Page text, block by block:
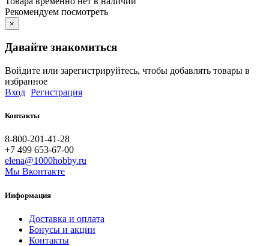
Рекомендуем посмотреть
×
Давайте знакомиться
Войдите или зарегистрируйтесь, чтобы добавлять товары в
избранное
Вход Регистрация
Контакты
8-800-201-41-28
+7 499 653-67-00
elena@1000hobby.ru
Мы Вконтакте
Информация
Доставка и оплата
Бонусы и акции
Контакты